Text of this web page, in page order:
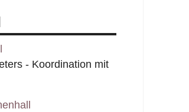
- Koordination mit